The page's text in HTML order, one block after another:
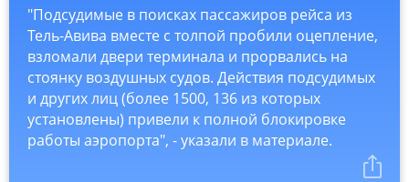
"Подсудимые в поисках пассажиров рейса из
Тель-Авива вместе с толпой пробили оцепление,
взломали двери терминала и прорвались на
стоянку воздушных судов. Действия подсудимых
и других лиц (более 1500, 136 из которых
установлены) привели к полной блокировке
работы аэропорта", - указали в материале.